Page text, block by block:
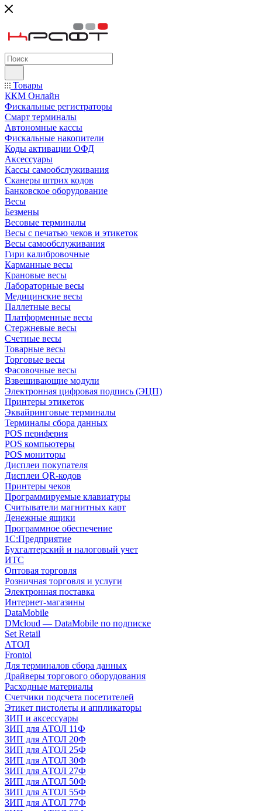
Товары
ККМ Онлайн
Фискальные регистраторы
Смарт терминалы
Автономные кассы
Фискальные накопители
Коды активации ОФД
Аксессуары
Кассы самообслуживания
Сканеры штрих кодов
Банковское оборудование
Весы
Безмены
Весовые терминалы
Весы с печатью чеков и этикеток
Весы самообслуживания
Гири калибровочные
Карманные весы
Крановые весы
Лабораторные весы
Медицинские весы
Паллетные весы
Платформенные весы
Стержневые весы
Счетные весы
Товарные весы
Торговые весы
Фасовочные весы
Взвешивающие модули
Электронная цифровая подпись (ЭЦП)
Принтеры этикеток
Эквайринговые терминалы
Терминалы сбора данных
POS периферия
POS компьютеры
POS мониторы
Дисплеи покупателя
Дисплеи QR-кодов
Принтеры чеков
Программируемые клавиатуры
Считыватели магнитных карт
Денежные ящики
Программное обеспечение
1С:Предприятие
Бухгалтерский и налоговый учет
ИТС
Оптовая торговля
Розничная торговля и услуги
Электронная поставка
Интернет-магазины
DataMobile
DMcloud — DataMobile по подписке
Set Retail
АТОЛ
Frontol
Для терминалов сбора данных
Драйверы торгового оборудования
Расходные материалы
Счетчики подсчета посетителей
Этикет пистолеты и аппликаторы
ЗИП и аксессуары
ЗИП для АТОЛ 11Ф
ЗИП для АТОЛ 20Ф
ЗИП для АТОЛ 25Ф
ЗИП для АТОЛ 30Ф
ЗИП для АТОЛ 27Ф
ЗИП для АТОЛ 50Ф
ЗИП для АТОЛ 55Ф
ЗИП для АТОЛ 77Ф